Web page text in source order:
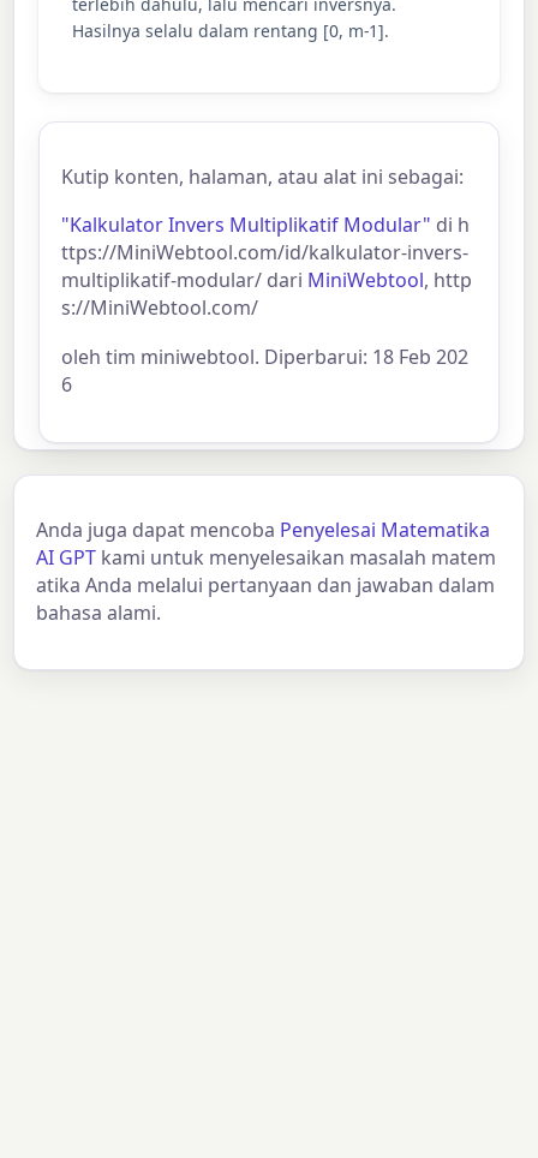
Hasilnya selalu dalam rentang [0, m-1].
Kutip konten, halaman, atau alat ini sebagai:
"Kalkulator Invers Multiplikatif Modular" di h
ttps://MiniWebtool.com/id/kalkulator-invers-
multiplikatif-modular/ dari MiniWebtool, http
s://MiniWebtool.com/
oleh tim miniwebtool. Diperbarui: 18 Feb 202
6
Anda juga dapat mencoba Penyelesai Matematika
AI GPT kami untuk menyelesaikan masalah matem
atika Anda melalui pertanyaan dan jawaban dalam
bahasa alami.